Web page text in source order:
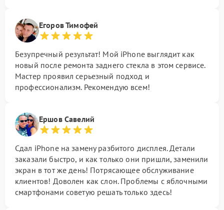
Егоров Тимофей
Безупречный результат! Мой iPhone выглядит как
новый после ремонта заднего стекла в этом сервисе.
Мастер проявил серьезный подход и
профессионализм. Рекомендую всем!
Ершов Савелий
Сдал iPhone на замену разбитого дисплея. Детали
заказали быстро, и как только они пришли, заменили
экран в тот же день! Потрясающее обслуживание
клиентов! Доволен как слон. Проблемы с яблочными
смартфонами советую решать только здесь!